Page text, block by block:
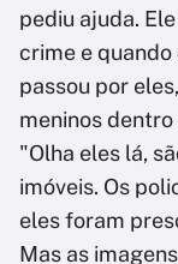
pediu ajuda.
crime e
passou por
meninos
"Olha eles lá,
imóveis. Os
eles foram
Mas as